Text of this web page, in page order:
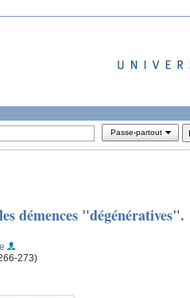
Passe-partout
démences "dégénératives".
273)